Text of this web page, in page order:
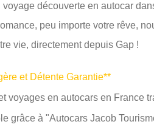
découverte en autocar
peu importe votre rêve,
vie, directement depuis Gap !
et Détente Garantie**
voyages en autocars en France
grâce à "Autocars Jacob